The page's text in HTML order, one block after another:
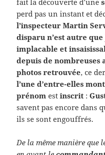
perd pas un instant et
l’inspecteur Martin
disparu n’est autre
implacable et
depuis de nombreuses
photos retrouvée, ce
l’une d’entre-elles
prénom estinscrit :
savent pas encore dans
ils se sont engouffrés.
De la même manière que